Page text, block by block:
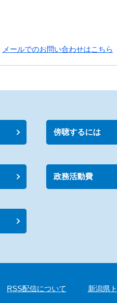
メールでのお問い合わせはこちら
傍聴するには
政務活動費
RSS配信について 新潟県